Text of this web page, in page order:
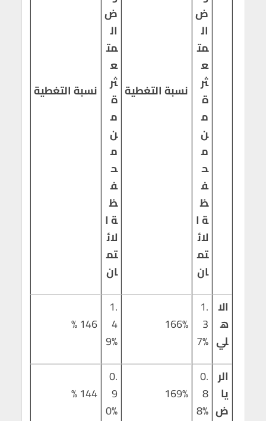
ض
ال
مت
ع
ثر
ة
م
ن
م
ح
ف
ظ
ة ا
لائ
تم
ان
نسبة التغطية
ض
ال
مت
ع
ثر
ة
م
ن
م
ح
ف
ظ
ة ا
لائ
تم
ان
نسبة التغطية
الا
ه
لي
1.
3
7%
166%
1.
4
9%
146 %
الر
يا
ض
0.
8
8%
169%
0.
9
0%
144 %